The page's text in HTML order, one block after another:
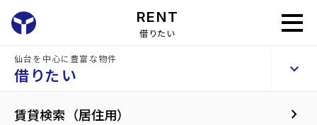
RENT
借りたい
仙台を中心に豊富な物件
借りたい keyboard_arrow_up
賃貸検索（居住用） keyboard_arrow_right
賃貸マンション VIP仙台二日町